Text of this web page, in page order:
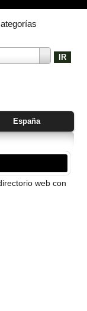
España
web con